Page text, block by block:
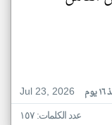
Jul 23, 2026
عدد الكلمات: ١٥٧